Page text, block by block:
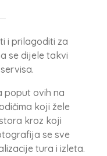
i prilagoditi za
se dijele takvi
poput ovih na
koji žele
kroz koji
se sve
tura i izleta.